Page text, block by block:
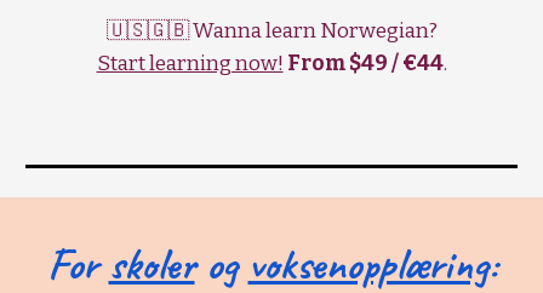
🇺🇸🇬🇧 Wanna learn Norwegian?
Start learning now! From $49 / €44.
Forskolerog voksenopplæring: